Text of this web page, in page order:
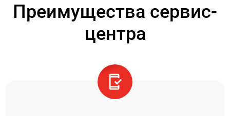
Преимущества сервис-
центра